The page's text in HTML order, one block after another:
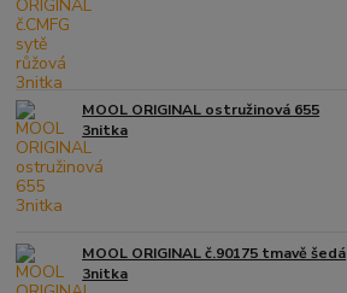
MOOL ORIGINAL ostružinová 655
3nitka
MOOL ORIGINAL č.90175 tmavě šedá
3nitka